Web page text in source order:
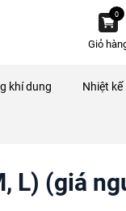
0
Giỏ
khí dung Nhiệt kế
L) (giá